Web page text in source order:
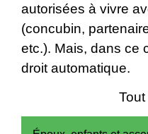
autorisées à vivre
(concubin,
etc.). Mais, dans ce
droit automatique.